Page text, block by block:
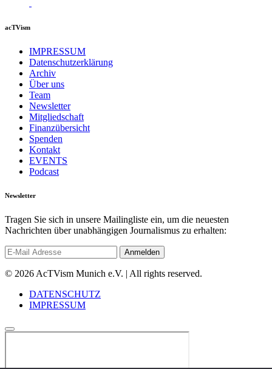
acTVism
IMPRESSUM
Datenschutzerklärung
Archiv
Über uns
Team
Newsletter
Mitgliedschaft
Finanzübersicht
Spenden
Kontakt
EVENTS
Podcast
Newsletter
Tragen Sie sich in unsere Mailingliste ein, um die neuesten
Nachrichten über unabhängigen Journalismus zu erhalten:
© 2026 AcTVism Munich e.V. | All rights reserved.
DATENSCHUTZ
IMPRESSUM